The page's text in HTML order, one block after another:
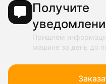
Получите
Пришлем
машине за день до